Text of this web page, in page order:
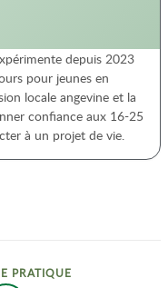
depuis 2023
pour jeunes en
locale angevine et la
confiance aux 16-25
à un projet de vie.
PRATIQUE